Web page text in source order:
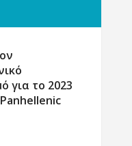
για το 2023